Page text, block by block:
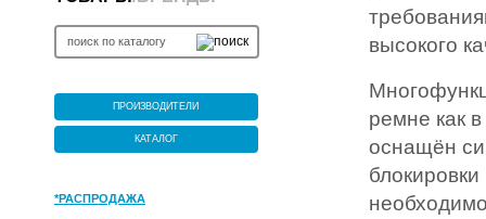
ПРОИЗВОДИТЕЛИ
КАТАЛОГ
*РАСПРОДАЖА
высокого
ремне как
оснащён